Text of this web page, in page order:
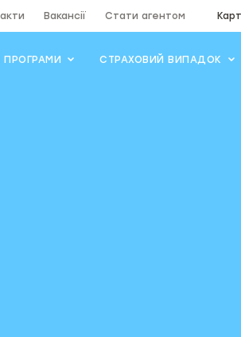
Вакансії Стати агентом
ПРОГРАМИ СТРАХОВИЙ ВИПАДОК